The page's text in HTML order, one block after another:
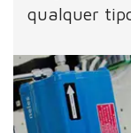
qualquer